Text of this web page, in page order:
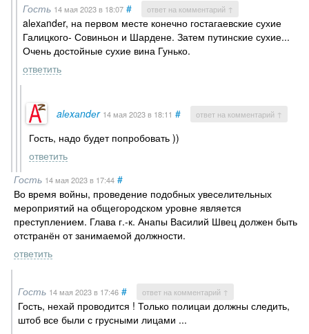
Гость 14 мая 2023в 18:07 # ответ на комментарий ↑
alеxаndеr, на первом месте конечно гостагаевские сухие
Галицкого- Совиньон и Шардене. Затем путинские сухие...
Очень достойные сухие вина Гунько.
ответить
alеxаndеr 14 мая 2023в 18:11 # ответ на комментарий ↑
Гость, надо будет попробовать ))
ответить
Гость 14 мая 2023в 17:44 #
Во время войны, проведение подобных увеселительных
мероприятий на общегородском уровне является
преступлением. Глава г.-к. Анапы Василий Швец должен быть
отстранён от занимаемой должности.
ответить
Гость 14 мая 2023в 17:46 # ответ на комментарий ↑
Гость, нехай проводится ! Только полицаи должны следить,
штоб все были с грусными лицами ...